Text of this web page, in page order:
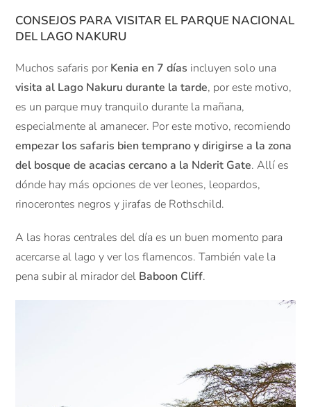
CONSEJOS PARA VISITAR EL PARQUE NACIONAL
DEL LAGO NAKURU
Muchos safaris porKenia en 7 días incluyen solo una
visita al Lago Nakuru durante la tarde, por este motivo,
es un parque muy tranquilo durante la mañana,
especialmente al amanecer. Por este motivo, recomiendo
empezar los safaris bien temprano y dirigirse a la zona
del bosque de acacias cercano a la Nderit Gate. Allí es
dónde hay más opciones de ver leones, leopardos,
rinocerontes negros y jirafas de Rothschild.
A las horas centrales del día es un buen momento para
acercarse al lago y ver los flamencos. También vale la
pena subir al mirador del Baboon Cliff.